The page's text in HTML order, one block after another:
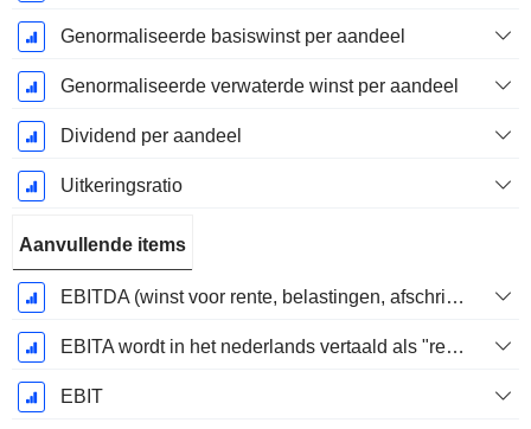
Genormaliseerde basiswinst per aandeel
Genormaliseerde verwaterde winst per aandeel
Dividend per aandeel
Uitkeringsratio
Aanvullende items
EBITDA (winst voor rente, belastingen, afschrijvingen op immateriële activa en materiële vaste activa)
EBITA wordt in het nederlands vertaald als "resultaat voor interest, belastingen en afschrijvingen".
EBIT